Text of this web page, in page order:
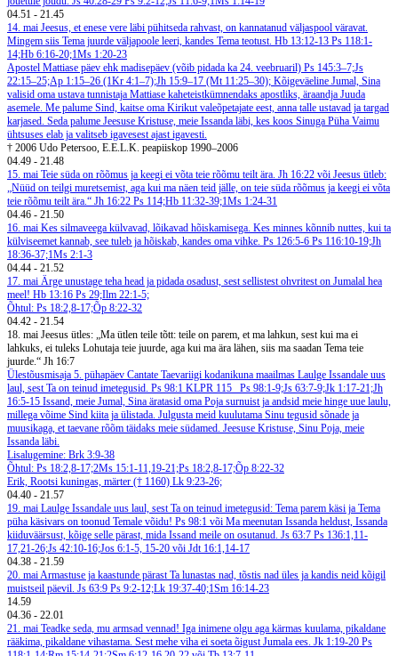
04.51 - 21.45
14. mai Jeesus, et enese vere läbi pühitseda rahvast, on kannatanud väljaspool väravat.
Mingem siis Tema juurde väljapoole leeri, kandes Tema teotust. Hb 13:12-13 Ps 118:1-
14;Hb 6:16-20;1Ms 1:20-23
Apostel Mattiase päev ehk madisepäev (võib pidada ka 24. veebruaril) Ps 145:3–7;Js
22:15–25;Ap 1:15–26 (1Kr 4:1–7);Jh 15:9–17 (Mt 11:25–30); Kõigeväeline Jumal, Sina
valisid oma ustava tunnistaja Mattiase kaheteistkümnendaks apostliks, äraandja Juuda
asemele. Me palume Sind, kaitse oma Kirikut valeõpetajate eest, anna talle ustavad ja targad
karjased. Seda palume Jeesuse Kristuse, meie Issanda läbi, kes koos Sinuga Püha Vaimu
ühtsuses elab ja valitseb igavesest ajast igavesti.
† 2006 Udo Petersoo, E.E.L.K. peapiiskop 1990–2006
04.49 - 21.48
15. mai Teie süda on rõõmus ja keegi ei võta teie rõõmu teilt ära. Jh 16:22 või Jeesus ütleb:
„Nüüd on teilgi muretsemist, aga kui ma näen teid jälle, on teie süda rõõmus ja keegi ei võta
teie rõõmu teilt ära.“ Jh 16:22 Ps 114;Hb 11:32-39;1Ms 1:24-31
04.46 - 21.50
16. mai Kes silmaveega külvavad, lõikavad hõiskamisega. Kes minnes kõnnib nuttes, kui ta
külviseemet kannab, see tuleb ja hõiskab, kandes oma vihke. Ps 126:5-6 Ps 116:10-19;Jh
18:36-37;1Ms 2:1-3
04.44 - 21.52
17. mai Ärge unustage teha head ja pidada osadust, sest sellistest ohvritest on Jumalal hea
meel! Hb 13:16 Ps 29;Ilm 22:1-5;
Õhtul: Ps 18:2,8-17;Õp 8:22-32
04.42 - 21.54
18. mai Jeesus ütles: „Ma ütlen teile tõtt: teile on parem, et ma lahkun, sest kui ma ei
lahkuks, ei tuleks Lohutaja teie juurde, aga kui ma ära lähen, siis ma saadan Tema teie
juurde.“ Jh 16:7
Ülestõusmisaja 5. pühapäev Cantate Taevariigi kodanikuna maailmas Laulge Issandale uus
laul, sest Ta on teinud imetegusid. Ps 98:1 KLPR 115
Ps 98:1-9;Js 63:7-9;Jk 1:17-21;Jh
16:5-15 Issand, meie Jumal, Sina äratasid oma Poja surnuist ja andsid meie hinge uue laulu,
millega võime Sind kiita ja ülistada. Julgusta meid kuulutama Sinu tegusid sõnade ja
muusikaga, et taevane rõõm täidaks meie südamed. Jeesuse Kristuse, Sinu Poja, meie
Issanda läbi.
Lisalugemine: Brk 3:9-38
Õhtul: Ps 18:2,8-17;2Ms 15:1-11,19-21;Ps 18:2,8-17;Õp 8:22-32
Erik, Rootsi kuningas, märter († 1160) Lk 9:23-26;
04.40 - 21.57
19. mai Laulge Issandale uus laul, sest Ta on teinud imetegusid: Tema parem käsi ja Tema
püha käsivars on toonud Temale võidu! Ps 98:1 või Ma meenutan Issanda heldust, Issanda
kiiduväärsust, kõige selle pärast, mida Issand meile on osutanud. Js 63:7 Ps 136:1,11-
17,21-26;Js 42:10-16;Jos 6:1-5, 15-20 või Jdt 16:1,14-17
04.38 - 21.59
20. maiArmastuse ja kaastunde pärast Ta lunastas nad, tõstis nad üles ja kandis neid kõigil
muistseil päevil. Js 63:9 Ps 9:2-12;Lk 19:37-40;1Sm 16:14-23
14.59
04.36 - 22.01
21. mai Teadke seda, mu armsad vennad! Iga inimene olgu aga kärmas kuulama, pikaldane
rääkima, pikaldane vihastama. Sest mehe viha ei soeta õigust Jumala ees. Jk 1:19-20 Ps